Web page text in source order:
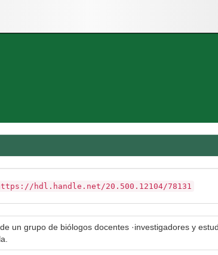
hdl.handle.net/20.500.12104/78131
un grupo de biólogos docentes ·investigadores y